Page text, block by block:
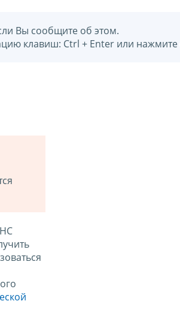
Вы сообщите об этом.
клавиш: Ctrl + Enter или нажмите